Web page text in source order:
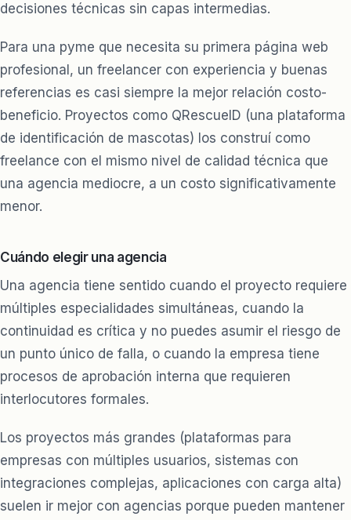
decisiones técnicas sin capas intermedias.
Para una pyme que necesita su primera página web
profesional , un freelancer con experiencia y buenas
referencias es casi siempre la mejor relación costo-
beneficio. Proyectos como QRescueID (una plataforma
de identificación de mascotas) los construí como
freelance con el mismo nivel de calidad técnica que
una agencia mediocre, a un costo significativamente
menor.
Cuándo elegir una agencia
Una agencia tiene sentido cuando el proyecto requiere
múltiples especialidades simultáneas, cuando la
continuidad es crítica y no puedes asumir el riesgo de
un punto único de falla, o cuando la empresa tiene
procesos de aprobación interna que requieren
interlocutores formales.
Los proyectos más grandes (plataformas para
empresas con múltiples usuarios, sistemas con
integraciones complejas, aplicaciones con carga alta)
suelen ir mejor con agencias porque pueden mantener